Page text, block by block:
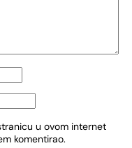
u ovom internet
komentirao.